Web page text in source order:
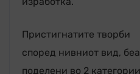
Пристигнатите творби
според нивниот вид, беа
поделени во 2